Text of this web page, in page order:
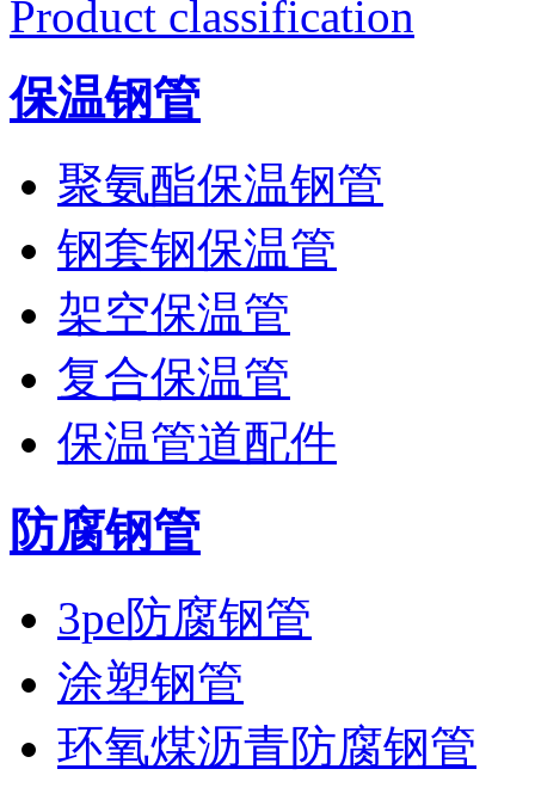
Product classification
保温钢管
聚氨酯保温钢管
钢套钢保温管
架空保温管
复合保温管
保温管道配件
防腐钢管
3pe防腐钢管
涂塑钢管
环氧煤沥青防腐钢管